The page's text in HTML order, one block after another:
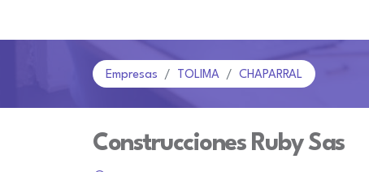
Empresas TOLIMA CHAPARRAL
Construcciones Ruby Sas